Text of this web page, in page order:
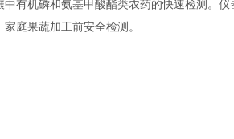
有机磷和氨基甲酸酯类农药的快速检测。
庭果蔬加工前安全检测。